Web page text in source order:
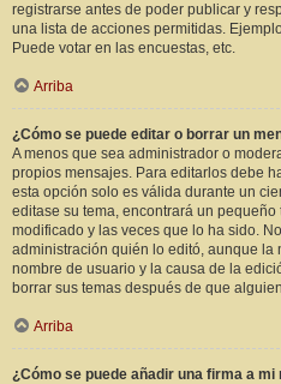
registrarse antes de poder publicar y
una lista de acciones permitidas.
Puede votar en las encuestas, etc.
Arriba
¿Cómo se puede editar o borrar un
A menos que sea administrador o
propios mensajes. Para editarlos debe
esta opción solo es válida durante un
editase su tema, encontrará un
modificado y las veces que lo ha sido.
administración quién lo editó, aunque la
nombre de usuario y la causa de la
borrar sus temas después de que
Arriba
¿Cómo se puede añadir una firma a mi